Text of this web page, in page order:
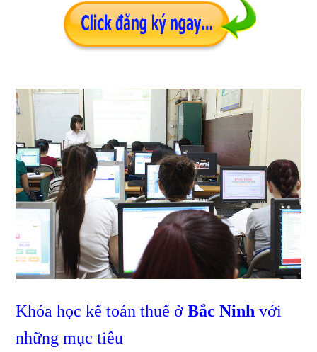
Khóa học kế toán thuế ởBắc Ninh với
những mục tiêu